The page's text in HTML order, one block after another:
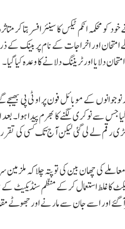
محکمہ انکم ٹیکس کا سینئر افسر بتا کر
امتحان اور اخراجات کے نام پر بینک کے
دلایا اور ٹریننگ دلانے کا وعدہ کیا گیا۔
کے موبائل فون پر او ٹی پی
گیا جس سے نوکری لگنے کا بھرم پیدا
رقم لے لی گئی لیکن آج تک کسی کی
کی چھان بین کی تو پتہ چلا کہ
کا غلط استعمال کرکے منظم
آگئے اور اسے جان سے مارنے اور جھوٹے